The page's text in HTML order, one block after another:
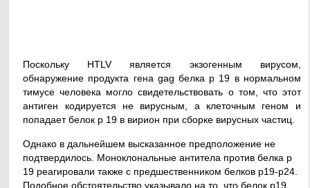
Поскольку HTLV является экзогенным вирусом,
обнаружение продукта гена gag белка р 19 в нормальном
тимусе человека могло свидетельствовать о том, что этот
антиген кодируется не вирусным, а клеточным геном и
попадает белок р 19 в вирион при сборке вирусных частиц.
Однако в дальнейшем высказанное предположение не
подтвердилось. Моноклональные антитела против белка р
19 реагировали также с предшественником белков р19-р24.
Подобное обстоятельство указывало на то, что белок р19,